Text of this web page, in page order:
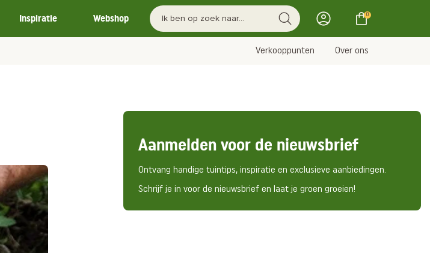
Inspiratie Webshop 0
Verkooppunten Over ons
Aanmelden voor de nieuwsbrief
Ontvang handige tuintips, inspiratie en exclusieve aanbiedingen.
Schrijf je in voor de nieuwsbrief en laat je groen groeien!